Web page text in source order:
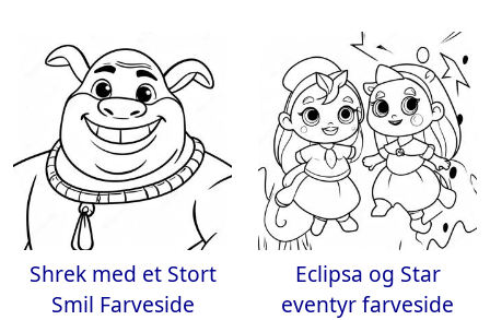
Shrek med et Stort
Smil Farveside
Eclipsa og Star
eventyr farveside